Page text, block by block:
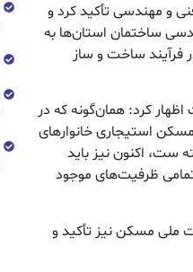
و مهندسی تأکید کرد و
ساختمان استان‌ها به
فرآیند ساخت و ساز
کرد: همان‌گونه که در
استیجاری خانوارهای
ست، اکنون نیز باید
تمامی ظرفیت‌های موجود
ملی مسکن نیز تأکید و